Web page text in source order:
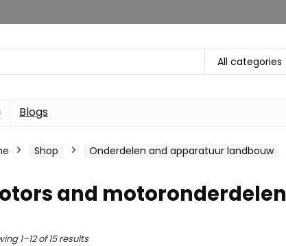
All categories
Blogs
Shop Onderdelen and apparatuur landbouw
and motoronderdelen
1–12 of 15 results